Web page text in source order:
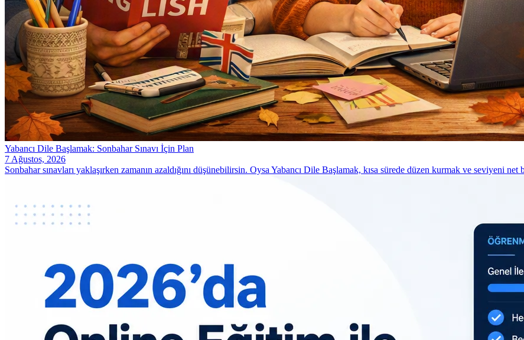
Yabancı Dile Başlamak: Sonbahar Sınavı İçin Plan
7 Ağustos, 2026
Sonbahar sınavları yaklaşırken zamanın azaldığını düşünebilirsin. Oysa Yabancı Dile Başlamak, kısa sürede düzen kurmak ve seviyeni